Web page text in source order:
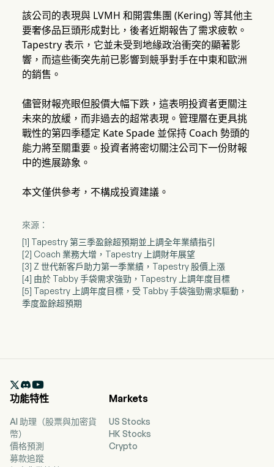
該公司的表現與 LVMH 和開雲集團 (Kering) 等其他主
要奢侈品巨頭形成對比，後者近期報告了需求疲軟。
Tapestry 表示，它並未受到地緣政治衝突的顯著影
響，而這些衝突先前已影響到競爭對手在中東和歐洲
的銷售。
儘管財報亮眼但股價大幅下跌，這表明投資者更關注
未來的放緩，而非過去的超常表現。管理層在更具挑
戰性的第四季穩定 Kate Spade 並保持 Coach 勢頭的
能力將至關重要。投資者將密切關注公司下一份財報
中的進展跡象。
本文僅供參考，不構成投資建議。
來源：
[1] Tapestry 第三季盈餘超預期並上調全年業績指引
[2] Coach 業務大增，Tapestry 上調財年展望
[3] Z 世代新客戶助力第一季業績，Tapestry 股價上漲
[4] 由於 Tabby 手袋需求強勁，Tapestry 上調年度目標
[5] Tapestry 上調年度目標，受 Tabby 手袋強勁需求驅動，
季度盈餘超預期

功能特性
AI 助理（股票與加密貨
幣）
價格預測
募款追蹤
Markets
US Stocks
HK Stocks
Crypto